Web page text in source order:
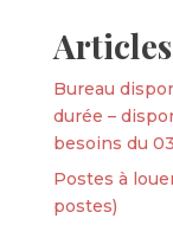
Bureau
durée –
besoins du
Postes à
postes)